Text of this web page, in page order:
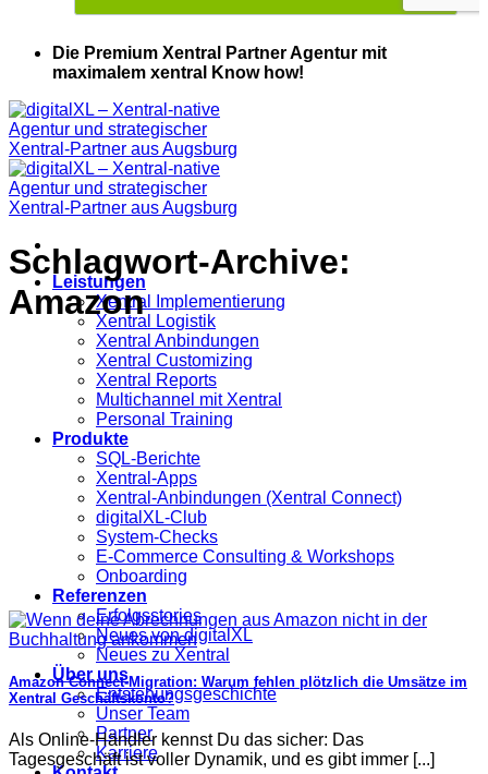
Die Premium Xentral Partner Agentur mit
maximalem xentral Know how!
Leistungen
Xentral Implementierung
Xentral Logistik
Xentral Anbindungen
Xentral Customizing
Xentral Reports
Multichannel mit Xentral
Personal Training
Produkte
SQL-Berichte
Xentral-Apps
Xentral-Anbindungen (Xentral Connect)
digitalXL-Club
System-Checks
E-Commerce Consulting & Workshops
Onboarding
Referenzen
Erfolgsstories
Neues von digitalXL
Neues zu Xentral
Über uns
Entstehungsgeschichte
Unser Team
Partner
Karriere
Schlagwort-Archive:
Amazon
Amazon Connect-Migration: Warum fehlen plötzlich die Umsätze im
Xentral Geschäftskonto?
Als Online-Händler kennst Du das sicher: Das
Tagesgeschäft ist voller Dynamik, und es gibt immer [...]